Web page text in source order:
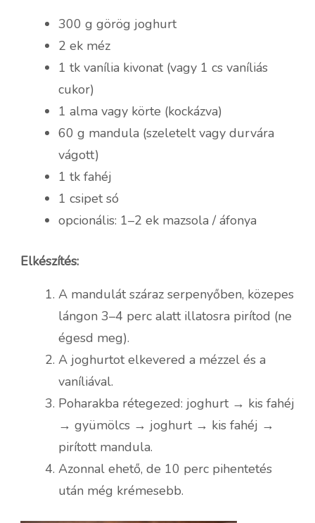
300 g görög joghurt
2 ek méz
1 tk vanília kivonat (vagy 1 cs vaníliás
cukor)
1 alma vagy körte (kockázva)
60 g mandula (szeletelt vagy durvára
vágott)
1 tk fahéj
1 csipet só
opcionális: 1–2 ek mazsola / áfonya
Elkészítés:
A mandulát száraz serpenyőben, közepes
lángon 3–4 perc alatt illatosra pirítod (ne
égesd meg).
A joghurtot elkevered a mézzel és a
vaníliával.
Poharakba rétegezed: joghurt → kis fahéj
→ gyümölcs → joghurt → kis fahéj →
pirított mandula.
Azonnal ehető, de 10 perc pihentetés
után még krémesebb.